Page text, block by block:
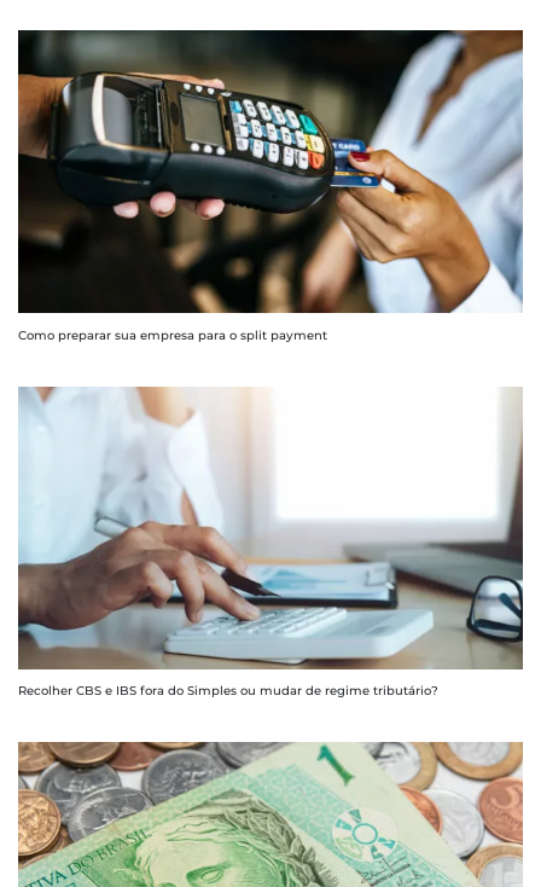
Como preparar sua empresa para o split payment
Recolher CBS e IBS fora do Simples ou mudar de regime tributário?